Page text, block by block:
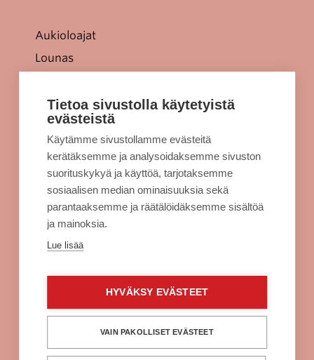
Aukioloajat
Lounas
Jellonaparkki lapsille
Kulkuyhteydet
Rekisteriseloste
Evästeet
Sellon intra
Alko Espoo
Citymarket Espoo
Clas Ohlson Espoo
Fuku Supreme Espoo
H&M Espoo
Tietoa sivustolla käytetyistä
evästeistä
Käytämme sivustollamme evästeitä
kerätäksemme ja analysoidaksemme sivuston
suorituskykyä ja käyttöä, tarjotaksemme
sosiaalisen median ominaisuuksia sekä
parantaaksemme ja räätälöidäksemme sisältöä
ja mainoksia.
Lue lisää
HYVÄKSY EVÄSTEET
VAIN PAKOLLISET EVÄSTEET